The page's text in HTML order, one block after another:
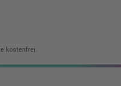
kostenfrei.